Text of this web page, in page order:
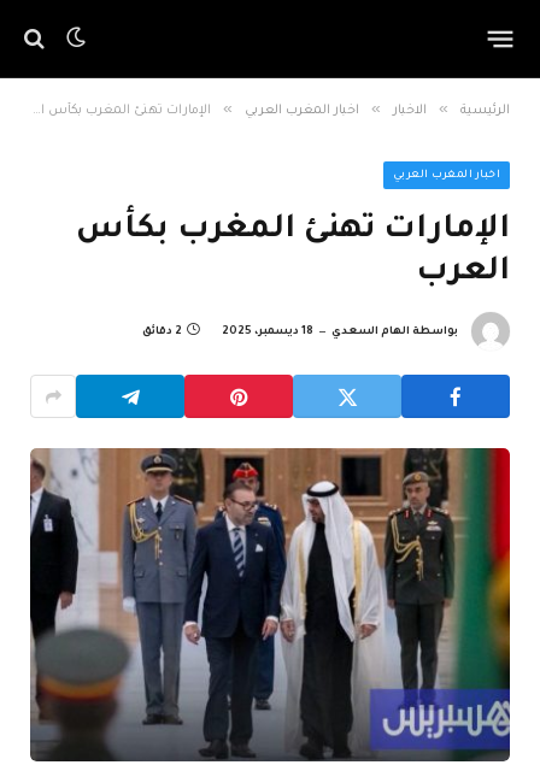
الرئيسية » الاخبار » اخبار المغرب العربي » الإمارات تهنئ المغرب بكأس العرب
اخبار المغرب العربي
الإمارات تهنئ المغرب بكأس
العرب
بواسطة الهام السعدي 18 ديسمبر، 2025 2 دقائق